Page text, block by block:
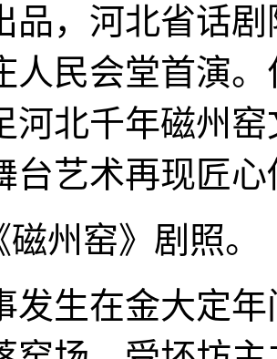
品，河北省话
人民会堂首演
河北千年磁州
台艺术再现匠
磁州窑》剧照
在金大定年